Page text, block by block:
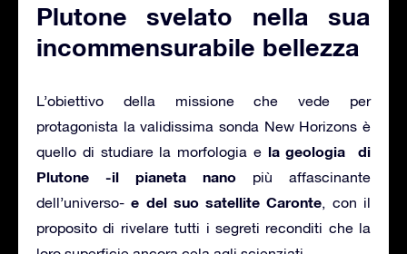
Plutone svelato nella sua
incommensurabile bellezza
L’obiettivo della missione che vede per
protagonista la validissima sonda New Horizons è
quello di studiare la morfologia e la geologia di
Plutone -il pianeta nano più affascinante
dell’universo-e del suo satellite Caronte, con il
proposito di rivelare tutti i segreti reconditi che la